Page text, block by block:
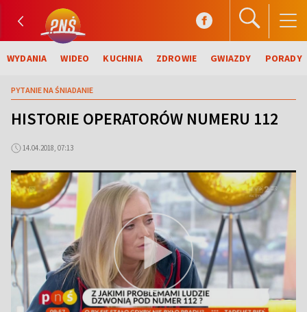
WYDANIA WIDEO KUCHNIA ZDROWIE GWIAZDY PORADY
PYTANIE NA ŚNIADANIE
HISTORIE OPERATORÓW NUMERU 112
14.04.2018, 07:13